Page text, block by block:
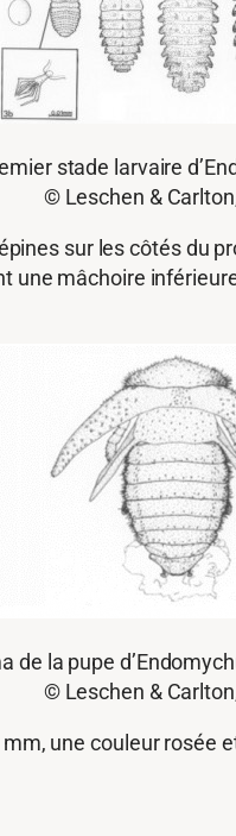
stade larvaire
© Leschen &
sur les côtés du
mâchoire
de la pupe
© Leschen &
une couleur